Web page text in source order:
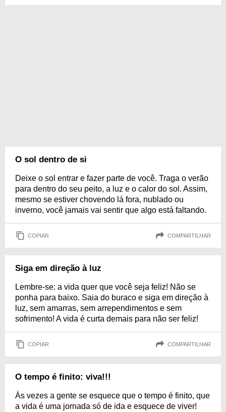
O sol dentro de si
Deixe o sol entrar e fazer parte de você. Traga o verão
para dentro do seu peito, a luz e o calor do sol. Assim,
mesmo se estiver chovendo lá fora, nublado ou
inverno, você jamais vai sentir que algo está faltando.
COPIAR COMPARTILHAR
Siga em direção à luz
Lembre-se: a vida quer que você seja feliz! Não se
ponha para baixo. Saia do buraco e siga em direção à
luz, sem amarras, sem arrependimentos e sem
sofrimento! A vida é curta demais para não ser feliz!
COPIAR COMPARTILHAR
O tempo é finito: viva!!!
Às vezes a gente se esquece que o tempo é finito, que
a vida é uma jornada só de ida e esquece de viver!